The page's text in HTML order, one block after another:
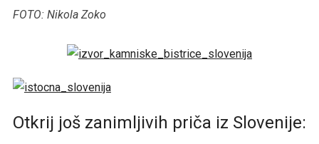
FOTO: Nikola Zoko
Otkrij još zanimljivih priča iz Slovenije: